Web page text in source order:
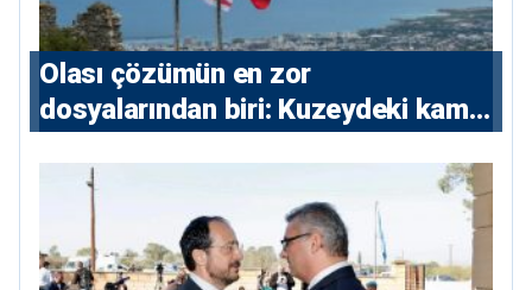
Olası çözümün en zor
dosyalarından biri: Kuzeydeki kamu